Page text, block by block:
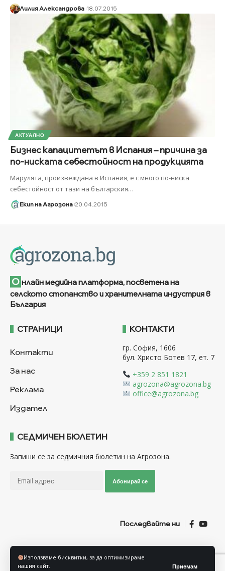
Използваме бисквитки, за да оптимизираме
нашия сайт.
Приемам
Лилия Александрова 18.07.2015
АКТУАЛНО
Бизнес капацитетът в Испания – причина за
по-ниската себестойност на продукцията
Марулята, произвеждана в Испания, е с много по-ниска
себестойност от тази на българския…
Екип на Агрозона 20.04.2015
О нлайн медийна платформа, посветена на
селското стопанство и хранителната индустрия в
България
СТРАНИЦИ
Контакти
За нас
Реклама
Издател
КОНТАКТИ
гр. София, 1606
бул. Христо Ботев 17, ет. 7
+359 2 851 1821
agrozona@agrozona.bg
office@agrozona.bg
СЕДМИЧЕН БЮЛЕТИН
Запиши се за седмичния бюлетин на Агрозона.
Абонирай се
Последвайте ни
Политика за защита на личните данни